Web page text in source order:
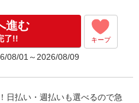
進む
了!! キープ
08/01～2026/08/09
日払い・週払いも選べるので急